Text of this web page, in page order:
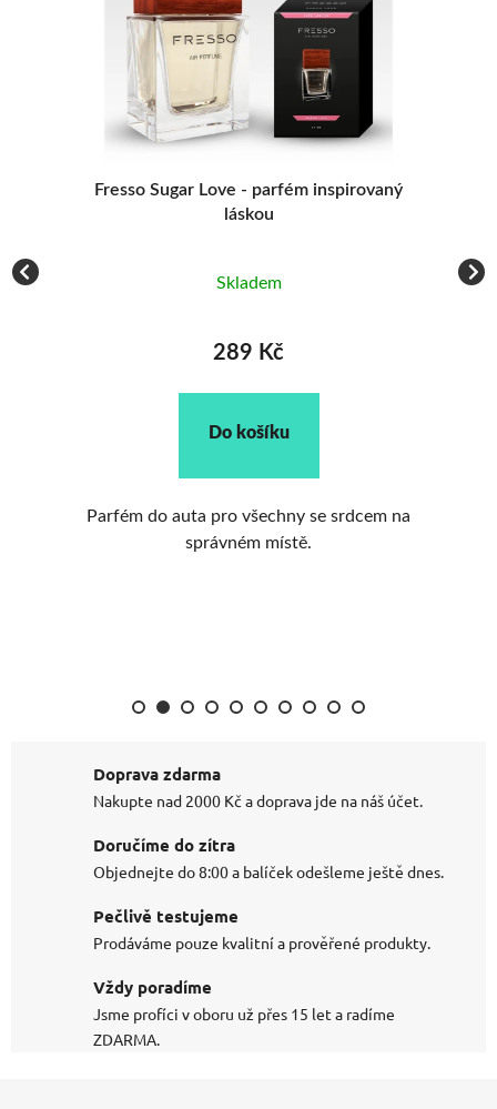
Fresso Sugar Love - parfém inspirovaný
láskou
Skladem
289 Kč
Do košíku
Parfém do auta pro všechny se srdcem na
správném místě.
Doprava zdarma
Nakupte nad 2000 Kč a doprava jde na náš účet.
Doručíme do zítra
Objednejte do 8:00 a balíček odešleme ještě dnes.
Pečlivě testujeme
Prodáváme pouze kvalitní a prověřené produkty.
Vždy poradíme
Jsme profíci v oboru už přes 15 let a radíme
ZDARMA.